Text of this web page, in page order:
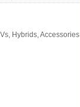
Hybrids, Accessories